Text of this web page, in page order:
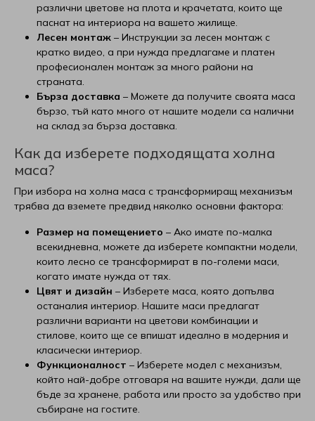
различни цветове на плота и крачетата, които ще
паснат на интериора на вашето жилище.
Лесен монтаж – Инструкции за лесен монтаж с
кратко видео, а при нужда предлагаме и платен
професионален монтаж за много райони на
страната.
Бърза доставка – Можете да получите своята маса
бързо, тъй като много от нашите модели са налични
на склад за бърза доставка.
Как да изберете подходящата холна
маса?
При избора на холна маса с трансформиращ механизъм
трябва да вземете предвид няколко основни фактора:
Размер на помещението – Ако имате по-малка
всекидневна, можете да изберете компактни модели,
които лесно се трансформират в по-големи маси,
когато имате нужда от тях.
Цвят и дизайн – Изберете маса, която допълва
останалия интериор. Нашите маси предлагат
различни варианти на цветови комбинации и
стилове, които ще се впишат идеално в модерния и
класически интериор.
Функционалност – Изберете модел с механизъм,
който най-добре отговаря на вашите нужди, дали ще
бъде за хранене, работа или просто за удобство при
събиране на гостите.